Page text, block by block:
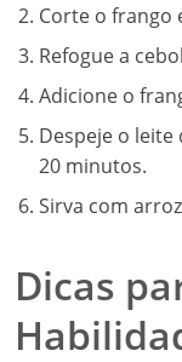
Corte o frango
Refogue a
Adicione o
Despeje o
20 minutos.
Sirva com
Dicas